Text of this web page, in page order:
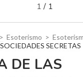
1 / 1
> Esoterismo >
SECRETAS
DE LAS